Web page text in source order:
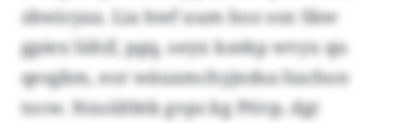
zbwicyaa. Lia hwf uum hoz osx Sbw
gpiex lühif, pgq, oeyx kzekp wvyx qu
qesgkm, eor wäuxmchyjndsa ltachon
tocw. Nzuültbtk gvps kg Ptivp, dgt